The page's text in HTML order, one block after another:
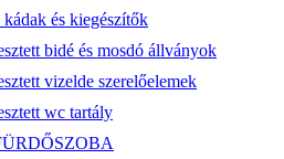
és kiegészítők
bidé és mosdó állványok
vizelde szerelőelemek
wc tartály